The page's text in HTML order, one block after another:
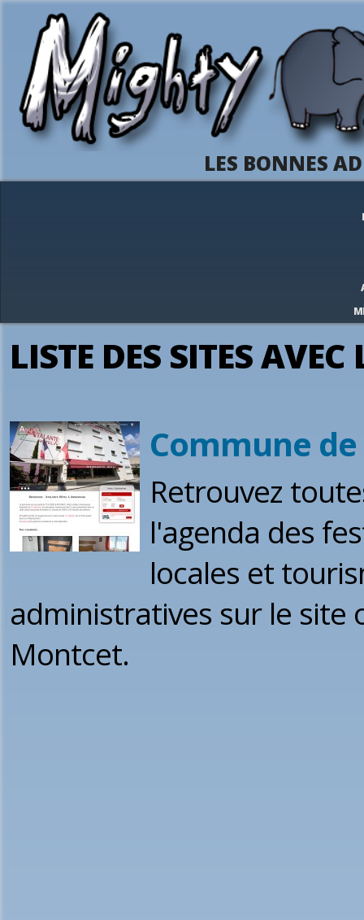
LES BONNES
LISTE DES SITES
Commune
Retrouvez
l'agenda des
locales et
administratives sur le site
Montcet.